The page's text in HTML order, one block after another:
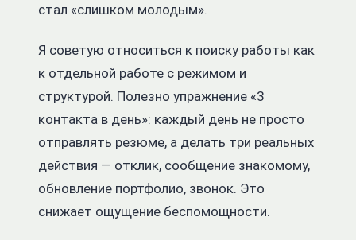
стал «слишком молодым».
Я советую относиться к поиску работы как
к отдельной работе с режимом и
структурой. Полезно упражнение «3
контакта в день»: каждый день не просто
отправлять резюме, а делать три реальных
действия — отклик, сообщение знакомому,
обновление портфолио, звонок. Это
снижает ощущение беспомощности.